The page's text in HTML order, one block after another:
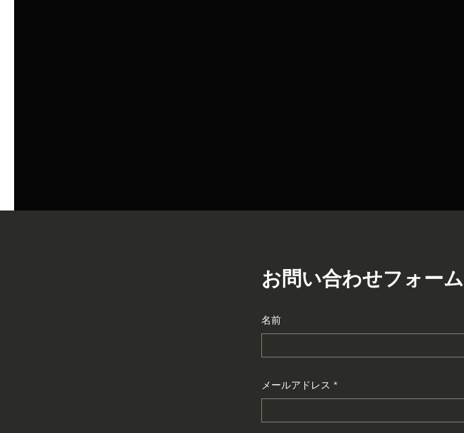
お問い合わせフォーム
名前
メールアドレス